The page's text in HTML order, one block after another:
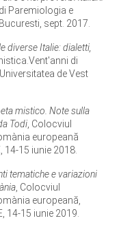
Paremiologia e
sept. 2017.
diverse Italie: dialetti,
di
de Vest
mistico. Note sulla
Todi , Colocviul
europeană
14-15 iunie 2018.
tematiche e variazioni
, Colocviul
europeană,
14-15 iunie 2019.